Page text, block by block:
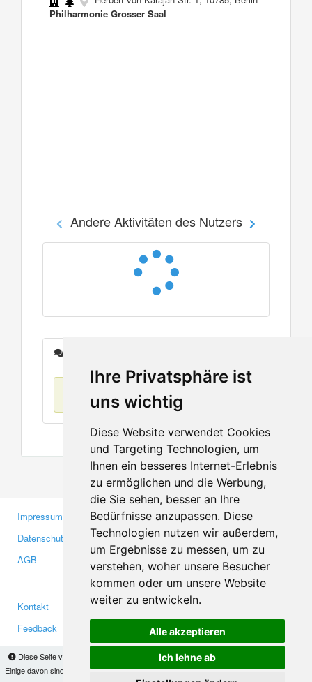
Ihre Privatsphäre ist
uns wichtig
Diese Website verwendet Cookies
und Targeting Technologien, um
Ihnen ein besseres Internet-Erlebnis
zu ermöglichen und die Werbung,
die Sie sehen, besser an Ihre
Bedürfnisse anzupassen. Diese
Technologien nutzen wir außerdem,
um Ergebnisse zu messen, um zu
verstehen, woher unsere Besucher
kommen oder um unsere Website
weiter zu entwickeln.
Alle akzeptieren
Ich lehne ab
Diese Seite verwendet Cookies, um Informationen auf Ihrem Computer zu speichern.
Einige davon sind notwendig, damit unsere Seite funktioniert, andere helfen uns dabei, das
Philharmonie Grosser Saal
Andere Aktivitäten des Nutzers
Keine Einträge
Impressum
Datenschutzerklärung
AGB
Gewerbetreibende
Investoren
Medien
Kontakt
Feedback
Facebook
Twitter
YouTube
Google+